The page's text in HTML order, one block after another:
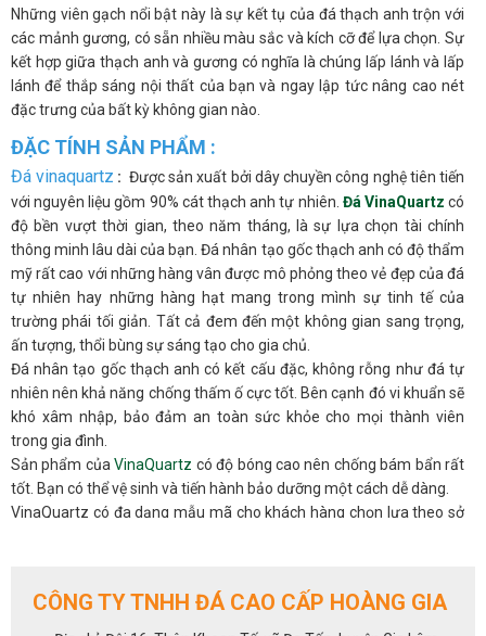
Những viên gạch nổi bật này là sự kết tụ của đá thạch anh trộn với
các mảnh gương, có sẵn nhiều màu sắc và kích cỡ để lựa chọn. Sự
kết hợp giữa thạch anh và gương có nghĩa là chúng lấp lánh và lấp
lánh để thắp sáng nội thất của bạn và ngay lập tức nâng cao nét
đặc trưng của bất kỳ không gian nào.
ĐẶC TÍNH SẢN PHẨM :
Đá vinaquartz : Được sản xuất bởi dây chuyền công nghệ tiên tiến
với nguyên liệu gồm 90% cát thạch anh tự nhiên. Đá VinaQuartz có
độ bền vượt thời gian, theo năm tháng, là sự lựa chọn tài chính
thông minh lâu dài của bạn. Đá nhân tạo gốc thạch anh có độ thẩm
mỹ rất cao với những hàng vân được mô phỏng theo vẻ đẹp của đá
tự nhiên hay những hàng hạt mang trong mình sự tinh tế của
trường phái tối giản. Tất cả đem đến một không gian sang trọng,
ấn tượng, thổi bùng sự sáng tạo cho gia chủ.
Đá nhân tạo gốc thạch anh có kết cấu đặc, không rỗng như đá tự
nhiên nên khả năng chống thấm ố cực tốt. Bên cạnh đó vi khuẩn sẽ
khó xâm nhập, bảo đảm an toàn sức khỏe cho mọi thành viên
trong gia đình.
Sản phẩm củaVinaQuartz có độ bóng cao nên chống bám bẩn rất
tốt. Bạn có thể vệ sinh và tiến hành bảo dưỡng một cách dễ dàng.
VinaQuartz có đa dạng mẫu mã cho khách hàng chọn lựa theo sở
Với những đặc tính siêu việt của dòng đá nhân tạo gốc thạch anh,
đá VinaQuartz chắc chắn sẽ là sự lựa chọn hàng đầu và uy tín dành
CÔNG TY TNHH ĐÁ CAO CẤP HOÀNG GIA